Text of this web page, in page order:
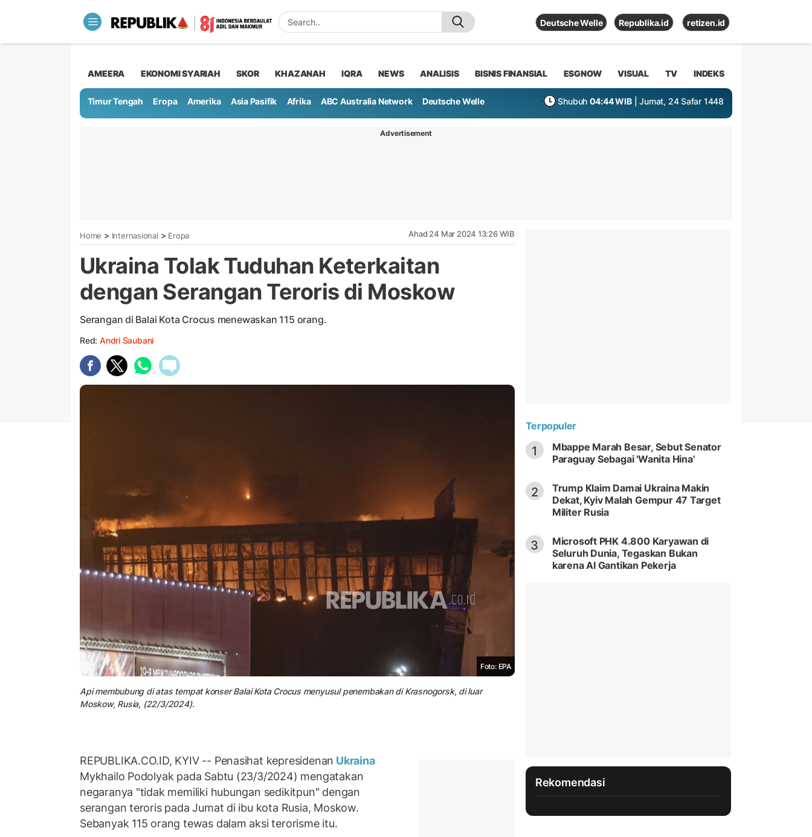
Deutsche Welle Republika.id retizen.id
AMEERA EKONOMI SYARIAH SKOR KHAZANAH IQRA NEWS ANALISIS BISNIS FINANSIAL ESGNOW VISUAL TV INDEKS
Timur Tengah Eropa Amerika Asia Pasifik Afrika ABC Australia Network Deutsche Welle Shubuh 04:44 WIB | Jumat, 24 Safar 1448
Advertisement
Home > Internasional > Eropa Ahad 24 Mar 2024 13:26 WIB
Ukraina Tolak Tuduhan Keterkaitan
dengan Serangan Teroris di Moskow
Serangan di Balai Kota Crocus menewaskan 115 orang.
Red: Andri Saubani
Foto: EPA
Api membubung di atas tempat konser Balai Kota Crocus menyusul penembakan di Krasnogorsk, di luar
Moskow, Rusia, (22/3/2024).
REPUBLIKA.CO.ID, KYIV -- Penasihat kepresidenan Ukraina
Mykhailo Podolyak pada Sabtu (23/3/2024) mengatakan
negaranya "tidak memiliki hubungan sedikitpun" dengan
serangan teroris pada Jumat di ibu kota Rusia, Moskow.
Sebanyak 115 orang tewas dalam aksi terorisme itu.
Terpopuler
1
Mbappe Marah Besar, Sebut Senator
Paraguay Sebagai 'Wanita Hina'
2
Trump Klaim Damai Ukraina Makin
Dekat, Kyiv Malah Gempur 47 Target
Militer Rusia
3
Microsoft PHK 4.800 Karyawan di
Seluruh Dunia, Tegaskan Bukan
karena AI Gantikan Pekerja
Rekomendasi